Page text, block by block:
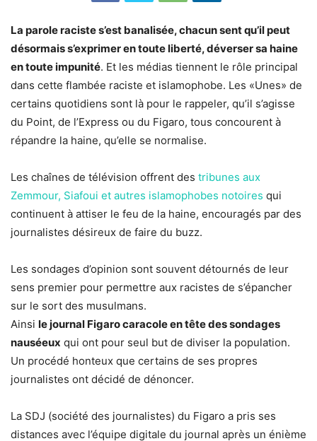
La parole raciste s’est banalisée, chacun sent qu’il peut
désormais s’exprimer en toute liberté, déverser sa haine
en toute impunité. Et les médias tiennent le rôle principal
dans cette flambée raciste et islamophobe. Les «Unes» de
certains quotidiens sont là pour le rappeler, qu’il s’agisse
du Point, de l’Express ou du Figaro, tous concourent à
répandre la haine, qu’elle se normalise.
Les chaînes de télévision offrent des tribunes aux
Zemmour, Siafoui et autres islamophobes notoires qui
continuent à attiser le feu de la haine, encouragés par des
journalistes désireux de faire du buzz.
Les sondages d’opinion sont souvent détournés de leur
sens premier pour permettre aux racistes de s’épancher
sur le sort des musulmans.
Ainsi le journal Figaro caracole en tête des sondages
nauséeux qui ont pour seul but de diviser la population.
Un procédé honteux que certains de ses propres
journalistes ont décidé de dénoncer.
La SDJ (société des journalistes) du Figaro a pris ses
distances avec l’équipe digitale du journal après un énième